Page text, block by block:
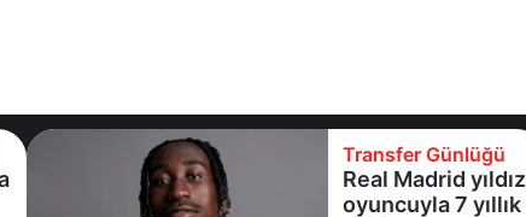
Transfer Günlüğü
Real Madrid yıldız
oyuncuyla 7 yıllık